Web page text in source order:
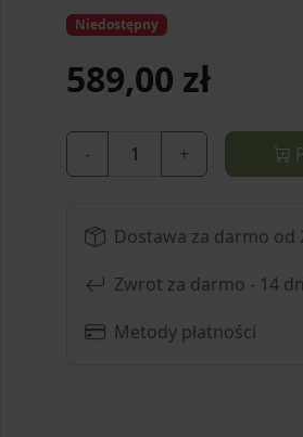
Niedostępny
589,00 zł
- +
Dostawa za darmo od
Zwrot za darmo - 14
Metody płatności